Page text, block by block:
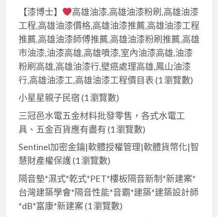
【漆博士】
高雄油漆,高雄油漆粉刷,高雄油漆
工程,高雄油漆價格,高雄油漆推薦,高雄油漆工程
推薦,高雄油漆師傅推薦,高雄油漆粉刷推薦,高雄
市油漆,油漆高雄,高雄噴漆,室內油漆高雄,油漆
粉刷高雄,高雄油漆行,壁癌處理高雄,鳳山油漆
行,高雄油漆工,高雄油漆工程價目表 (1 瀏覽數)
小星星親子民宿 (1 瀏覽數)
三冠邑水電五金材料批發零售，各式水電工
具、五金百貨應有盡有 (1 瀏覽數)
Sentinel加密金鑰|軟體授權管理|軟體貨幣化|智
慧財產權保護(1 瀏覽數)
隔音墊*濕式*乾式*PET*樓板隔音新制*新建案*
台灣建築學會*隔音性能*音霸*建築*建築設計師
*dB*富康*新建案 (1 瀏覽數)